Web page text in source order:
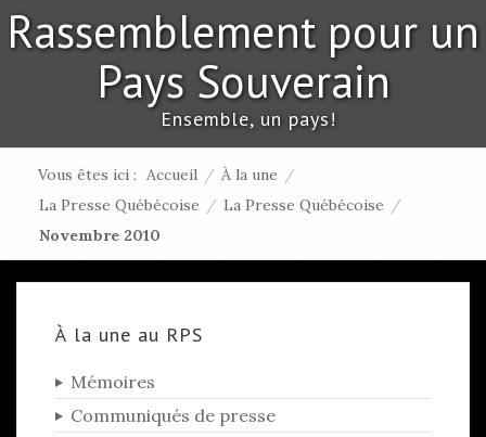
Rassemblement pour un
Pays Souverain
Ensemble, un pays!
Vous êtes ici : Accueil / À la une /
La Presse Québécoise / La Presse Québécoise /
Novembre 2010
À la une au RPS
Mémoires
Communiqués de presse